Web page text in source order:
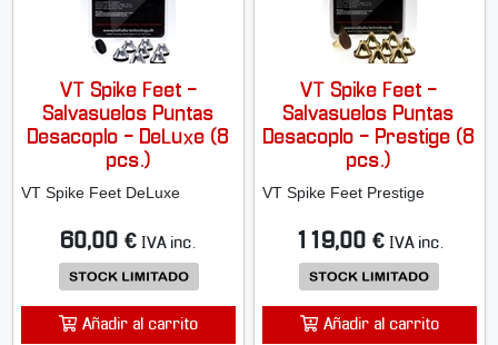
VT Spike Feet -
Salvasuelos Puntas
Desacoplo - DeLuxe (8
pcs.)
VT Spike Feet DeLuxe
60,00 € IVA inc.
Añadir al carrito
VT Spike Feet -
Salvasuelos Puntas
Desacoplo - Prestige (8
pcs.)
VT Spike Feet Prestige
119,00 € IVA inc.
Añadir al carrito